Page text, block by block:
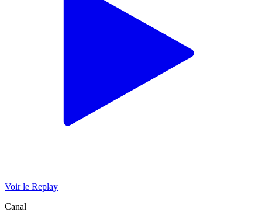
Voir le Replay
Canal